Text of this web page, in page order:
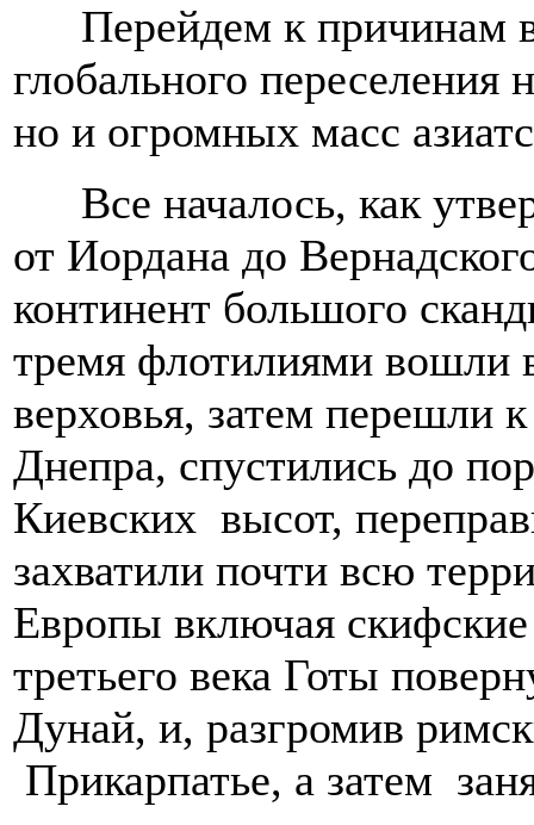
Перейдем к причинам
глобального переселения
но и огромных масс
Все началось, как
от Иордана до
континент большого
тремя флотилиями вошли
верховья, затем перешли
Днепра, спустились до
Киевских высот,
захватили почти всю
Европы включая
третьего века Готы
Дунай, и, разгромив
Прикарпатье, а затем